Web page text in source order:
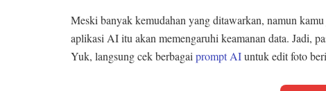
Meski banyak kemudahan yang ditawarkan, namun
aplikasi AI itu akan memengaruhi keamanan data. Jadi,
Yuk, langsung cek berbagai prompt AIuntuk edit foto